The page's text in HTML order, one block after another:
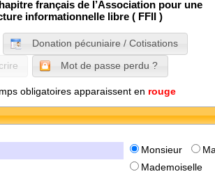
français de l’Association pour une
informationnelle libre ( FFII )
Donation pécuniaire / Cotisations
Mot de passe perdu ?
obligatoires apparaissent en rouge
Monsieur
Mademoiselle